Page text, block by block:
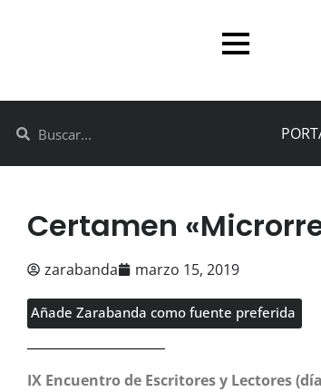
Certamen
zarabanda marzo 15, 2019
Añade Zarabanda como fuente preferida
IX Encuentro de Escritores y Lectores